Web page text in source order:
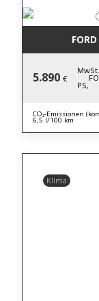
5.890 €
PS,
CO₂-Emissionen
6,5 l/100 km
Klima